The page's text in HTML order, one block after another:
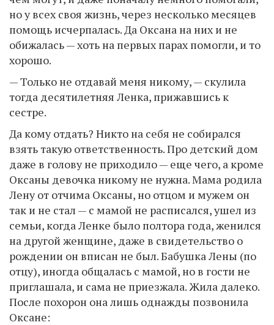
но у всех своя жизнь, через несколько месяцев
помощь исчерпалась. Да Оксана на них и не
обижалась — хоть на первых парах помогли, и то
хорошо.
— Только не отдавай меня никому, — скулила
тогда десятилетняя Ленка, прижавшись к
сестре.
Да кому отдать? Никто на себя не собирался
взять такую ответственность. Про детский дом
даже в голову не приходило — еще чего, а кроме
Оксаны девочка никому не нужна. Мама родила
Лену от отчима Оксаны, но отцом и мужем он
так и не стал — с мамой не расписался, ушел из
семьи, когда Ленке было полтора года, женился
на другой женщине, даже в свидетельство о
рождении он вписан не был. Бабушка Лены (по
отцу), иногда общалась с мамой, но в гости не
приглашала, и сама не приезжала. Жила далеко.
После похорон она лишь однажды позвонила
Оксане: